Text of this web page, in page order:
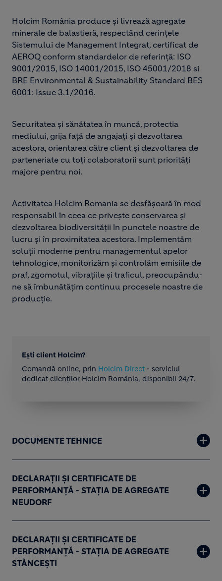
Holcim România produce și livrează agregate
minerale de balastieră, respectând cerințele
Sistemului de Management Integrat, certificat de
AEROQ conform standardelor de referință: ISO
9001/2015, ISO 14001/2015, ISO 45001/2018 si
BRE Environmental & Sustainability Standard BES
6001: Issue 3.1/2016.
Securitatea și sănătatea în muncă, protectia
mediului, grija față de angajați și dezvoltarea
acestora, orientarea către client și dezvoltarea de
parteneriate cu toți colaboratorii sunt priorități
majore pentru noi.
Activitatea Holcim Romania se desfășoară în mod
responsabil în ceea ce privește conservarea și
dezvoltarea biodiversității în punctele noastre de
lucru și în proximitatea acestora. Implementăm
soluții moderne pentru managementul apelor
tehnologice, monitorizăm și controlăm emisiile de
praf, zgomotul, vibrațiile și traficul, preocupându-
ne să îmbunătățim continuu procesele noastre de
producție.
Ești client Holcim?
Comandă online, prin Holcim Direct - serviciul
dedicat clienților Holcim România, disponibil 24/7.
DOCUMENTE TEHNICE
DECLARAȚII ȘI CERTIFICATE DE
PERFORMANȚĂ - STAȚIA DE AGREGATE
NEUDORF
DECLARAȚII ȘI CERTIFICATE DE
PERFORMANȚĂ - STAȚIA DE AGREGATE
STĂNCEȘTI